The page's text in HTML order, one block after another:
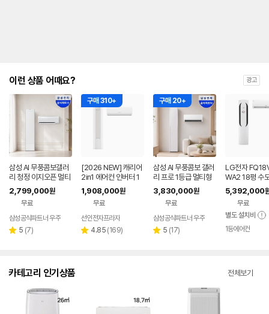
이런 상품 어때요? 광고
삼성 AI 무풍콤보갤러
리 청정 이지오픈 멀티
형 에어컨 AF80F17D
22WRS 기본설치포
2,799,000원
무료
삼성공식파트너 우주
별 5 리
(7)
구매 310+
[2026 NEW] 캐리어
2in1 에어컨 인버터 1
등급 멀티형 wifi 17평
+6평 투인원 전국 설
치비포함
1,908,000원
무료
선인전자프라자
별 4.85 리
(169)
구매 20+
삼성 AI 무풍콤보 갤러
리 프로 1등급 멀티형
에어컨 AF90H17D3
8ERS 기본설치포함
3,830,000원
무료
삼성공식파트너 우주
별 5 리
(17)
LG전자
WA2 18평 수
본설치 포함 투
어컨
5,392,000
무료
별도 설치비
1등에어컨
카테고리 인기상품 전체보기